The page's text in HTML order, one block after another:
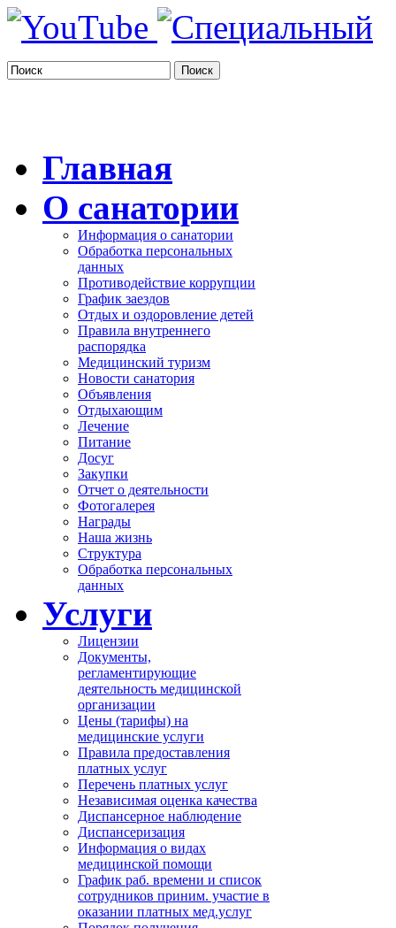
Поиск
Главная
О санатории
Информация о санатории
Обработка персональных
данных
Противодействие коррупции
График заездов
Отдых и оздоровление детей
Правила внутреннего
распорядка
Медицинский туризм
Новости санатория
Объявления
Отдыхающим
Лечение
Питание
Досуг
Закупки
Отчет о деятельности
Фотогалерея
Награды
Наша жизнь
Структура
Обработка персональных
данных
Услуги
Лицензии
Документы,
регламентирующие
деятельность медицинской
организации
Цены (тарифы) на
медицинские услуги
Правила предоставления
платных услуг
Перечень платных услуг
Независимая оценка качества
Диспансерное наблюдение
Диспансеризация
Информация о видах
медицинской помощи
График раб. времени и список
сотрудников приним. участие в
оказании платных мед.услуг